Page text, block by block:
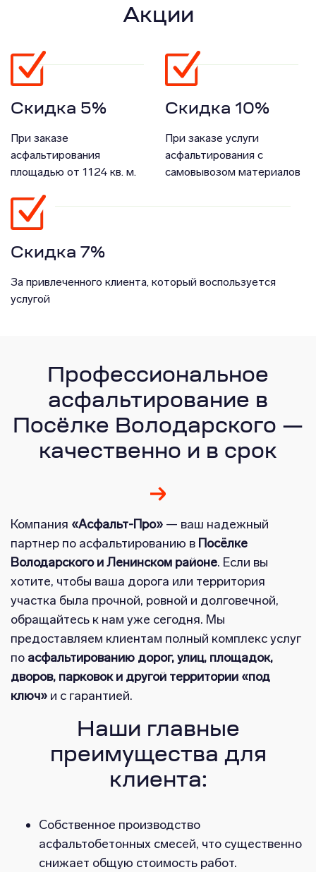
Акции
Скидка 5%
При заказе
асфальтирования
площадью от 1124 кв. м.
Скидка 10%
При заказе услуги
асфальтирования с
самовывозом материалов
Скидка 7%
За привлеченного клиента, который воспользуется
услугой
Профессиональное
асфальтирование в
Посёлке Володарского —
качественно и в срок
Компания «Асфальт-Про» — ваш надежный
партнер по асфальтированию в Посёлке
Володарского и Ленинском районе. Если вы
хотите, чтобы ваша дорога или территория
участка была прочной, ровной и долговечной,
обращайтесь к нам уже сегодня. Мы
предоставляем клиентам полный комплекс услуг
по асфальтированию дорог, улиц, площадок,
дворов, парковок и другой территории «под
ключ» и с гарантией.
Наши главные
преимущества для
клиента:
Собственное производство
асфальтобетонных смесей, что существенно
снижает общую стоимость работ.